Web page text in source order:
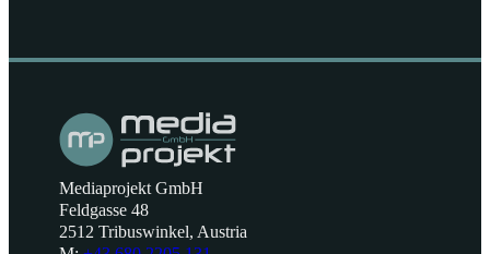
Mediaprojekt GmbH
Feldgasse 48
2512 Tribuswinkel, Austria